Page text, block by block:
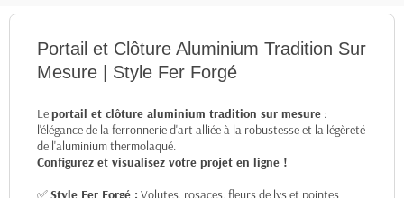
Portail et Clôture Aluminium Tradition Sur
Mesure | Style Fer Forgé
Leportail et clôture aluminium tradition sur mesure :
l'élégance de la ferronnerie d'art alliée à la robustesse et la légèreté
de l'aluminium thermolaqué.
Configurez et visualisez votre projet en ligne !
✅Style Fer Forgé : Volutes, rosaces, fleurs de lys et pointes